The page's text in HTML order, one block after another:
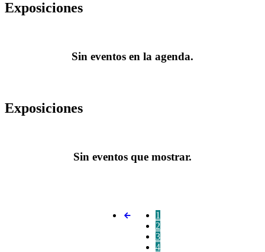
Exposiciones
Sin eventos en la agenda.
Exposiciones
Sin eventos que mostrar.
1
2
3
4